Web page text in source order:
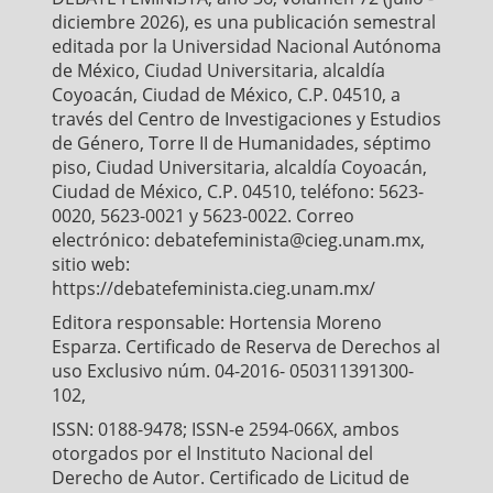
diciembre 2026), es una publicación semestral
editada por la Universidad Nacional Autónoma
de México, Ciudad Universitaria, alcaldía
Coyoacán, Ciudad de México, C.P. 04510, a
través del Centro de Investigaciones y Estudios
de Género, Torre II de Humanidades, séptimo
piso, Ciudad Universitaria, alcaldía Coyoacán,
Ciudad de México, C.P. 04510, teléfono: 5623-
0020, 5623-0021 y 5623-0022. Correo
electrónico: debatefeminista@cieg.unam.mx,
sitio web:
https://debatefeminista.cieg.unam.mx/
Editora responsable: Hortensia Moreno
Esparza. Certificado de Reserva de Derechos al
uso Exclusivo núm. 04-2016- 050311391300-
102,
ISSN: 0188-9478; ISSN-e 2594-066X, ambos
otorgados por el Instituto Nacional del
Derecho de Autor. Certificado de Licitud de